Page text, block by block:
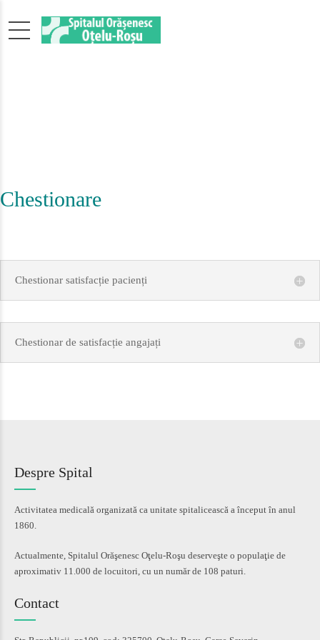
Chestionare
Chestionar satisfacție pacienți
Chestionar de satisfacție angajați
Despre Spital
Activitatea medicală organizată ca unitate spitalicească a început în anul
1860.
Actualmente, Spitalul Orăşenesc Oţelu-Roşu deserveşte o populaţie de
aproximativ 11.000 de locuitori, cu un număr de 108 paturi.
Contact